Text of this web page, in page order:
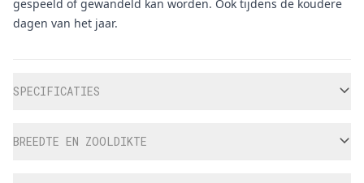
gespeeld of gewandeld kan worden. Ook tijdens de koudere
dagen van het jaar.
SPECIFICATIES
BREEDTE EN ZOOLDIKTE